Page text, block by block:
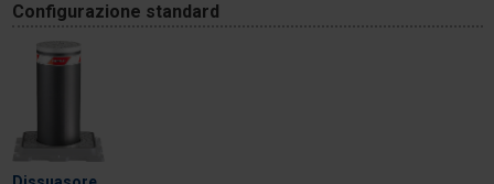
Configurazione standard